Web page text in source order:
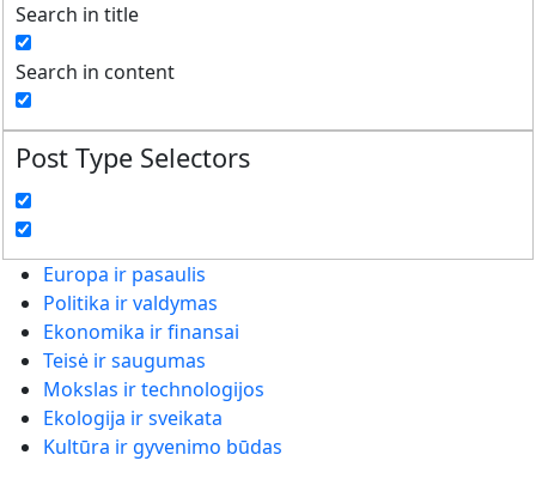
Search in title
Search in content
Post Type Selectors
Europa ir pasaulis
Politika ir valdymas
Ekonomika ir finansai
Teisė ir saugumas
Mokslas ir technologijos
Ekologija ir sveikata
Kultūra ir gyvenimo būdas